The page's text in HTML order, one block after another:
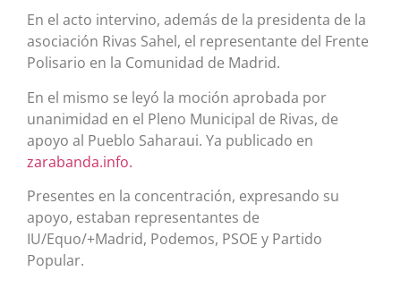
En el acto intervino, además de la presidenta de la
asociación Rivas Sahel, el representante del Frente
Polisario en la Comunidad de Madrid.
En el mismo se leyó la moción aprobada por
unanimidad en el Pleno Municipal de Rivas, de
apoyo al Pueblo Saharaui. Ya publicado en
zarabanda.info.
Presentes en la concentración, expresando su
apoyo, estaban representantes de
IU/Equo/+Madrid, Podemos, PSOE y Partido
Popular.